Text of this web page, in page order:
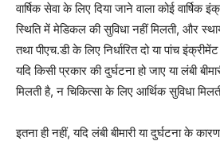
वार्षिक सेवा के लिए दिया जाने वाला कोई वार्षिक
स्थिति में मेडिकल की सुविधा नहीं मिलती, और
तथा पीएच.डी के लिए निर्धारित दो या पांच
यदि किसी प्रकार की दुर्घटना हो जाए या लंबी
मिलती है, न चिकित्सा के लिए आर्थिक सुविधा
इतना ही नहीं, यदि लंबी बीमारी या दुर्घटना के